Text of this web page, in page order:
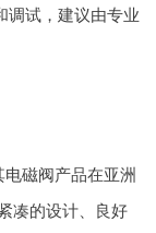
调试，建议由专业
磁阀产品在亚洲
凑的设计、良好